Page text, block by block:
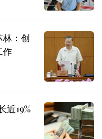
林：创
作
近19%